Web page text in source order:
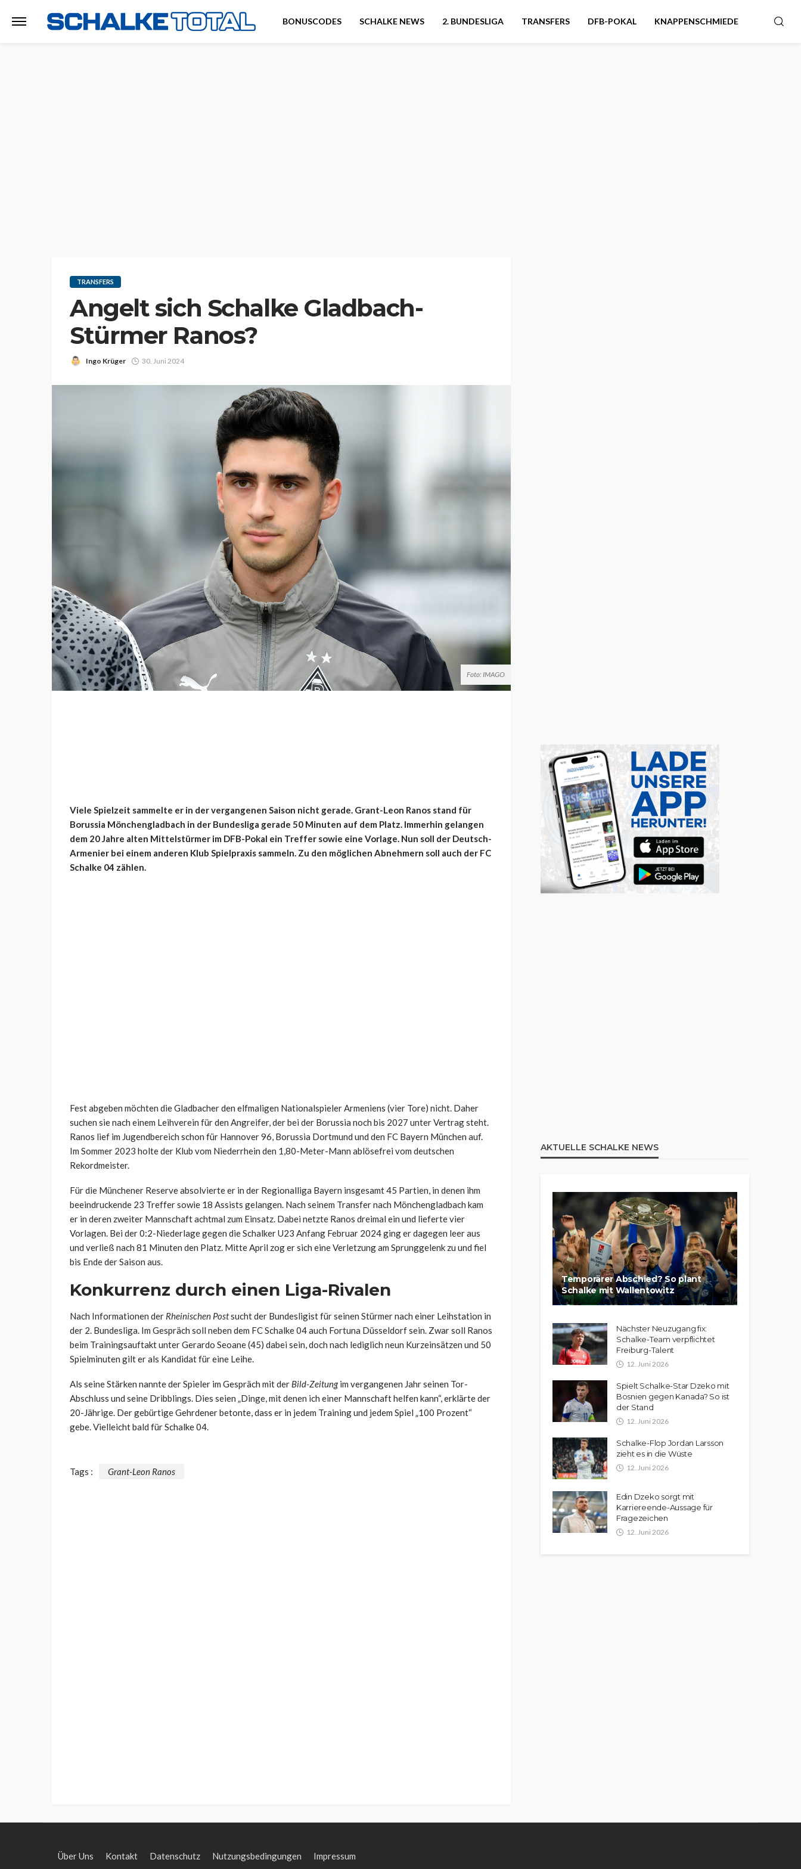
BONUSCODES SCHALKE NEWS 2. BUNDESLIGA TRANSFERS DFB-POKAL KNAPPENSCHMIEDE
TRANSFERS
Angelt sich Schalke Gladbach-
Stürmer Ranos?
Ingo Krüger 30. Juni 2024
Foto: IMAGO
Viele Spielzeit sammelte er in der vergangenen Saison nicht gerade. Grant-Leon Ranos stand für
Borussia Mönchengladbach in der Bundesliga gerade 50 Minuten auf dem Platz. Immerhin gelangen
dem 20 Jahre alten Mittelstürmer im DFB-Pokal ein Treffer sowie eine Vorlage. Nun soll der Deutsch-
Armenier bei einem anderen Klub Spielpraxis sammeln. Zu den möglichen Abnehmern soll auch der FC
Schalke 04 zählen.
Fest abgeben möchten die Gladbacher den elfmaligen Nationalspieler Armeniens (vier Tore) nicht. Daher
suchen sie nach einem Leihverein für den Angreifer, der bei der Borussia noch bis 2027 unter Vertrag steht.
Ranos lief im Jugendbereich schon für Hannover 96, Borussia Dortmund und den FC Bayern München auf.
Im Sommer 2023 holte der Klub vom Niederrhein den 1,80-Meter-Mann ablösefrei vom deutschen
Rekordmeister.
Für die Münchener Reserve absolvierte er in der Regionalliga Bayern insgesamt 45 Partien, in denen ihm
beeindruckende 23 Treffer sowie 18 Assists gelangen. Nach seinem Transfer nach Mönchengladbach kam
er in deren zweiter Mannschaft achtmal zum Einsatz. Dabei netzte Ranos dreimal ein und lieferte vier
Vorlagen. Bei der 0:2-Niederlage gegen die Schalker U23 Anfang Februar 2024 ging er dagegen leer aus
und verließ nach 81 Minuten den Platz. Mitte April zog er sich eine Verletzung am Sprunggelenk zu und fiel
bis Ende der Saison aus.
Konkurrenz durch einen Liga-Rivalen
Nach Informationen der Rheinischen Postsucht der Bundesligist für seinen Stürmer nach einer Leihstation in
der 2. Bundesliga. Im Gespräch soll neben dem FC Schalke 04 auch Fortuna Düsseldorf sein. Zwar soll Ranos
beim Trainingsauftakt unter Gerardo Seoane (45) dabei sein, doch nach lediglich neun Kurzeinsätzen und 50
Spielminuten gilt er als Kandidat für eine Leihe.
Als seine Stärken nannte der Spieler im Gespräch mit der Bild-Zeitungim vergangenen Jahr seinen Tor-
Abschluss und seine Dribblings. Dies seien „Dinge, mit denen ich einer Mannschaft helfen kann“, erklärte der
20-Jährige. Der gebürtige Gehrdener betonte, dass er in jedem Training und jedem Spiel „100 Prozent“
gebe. Vielleicht bald für Schalke 04.
Tags : Grant-Leon Ranos
AKTUELLE SCHALKE NEWS
Temporärer Abschied? So plant
Schalke mit Wallentowitz
Nächster Neuzugang fix:
Schalke-Team verpflichtet
Freiburg-Talent
12. Juni 2026
Spielt Schalke-Star Dzeko mit
Bosnien gegen Kanada? So ist
der Stand
12. Juni 2026
Schalke-Flop Jordan Larsson
zieht es in die Wüste
12. Juni 2026
Edin Dzeko sorgt mit
Karriereende-Aussage für
Fragezeichen
12. Juni 2026
Über Uns Kontakt Datenschutz Nutzungsbedingungen Impressum